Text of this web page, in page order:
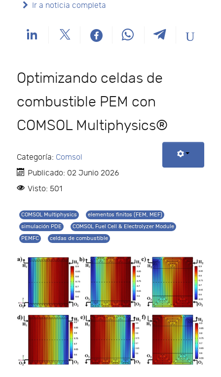
Ir a noticia completa
Optimizando celdas de
combustible PEM con
COMSOL Multiphysics®
Categoría: Comsol
Publicado: 02 Junio 2026
Visto: 501
COMSOL Multiphysics
elementos finitos (FEM, MEF)
simulación PDE
COMSOL Fuel Cell & Electrolyzer Module
PEMFC
celdas de combustible